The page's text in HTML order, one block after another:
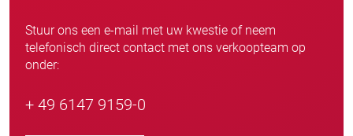
Stuur ons een e-mail met uw kwestie of neem
telefonisch direct contact met ons verkoopteam op
onder:
+ 49 6147 9159-0